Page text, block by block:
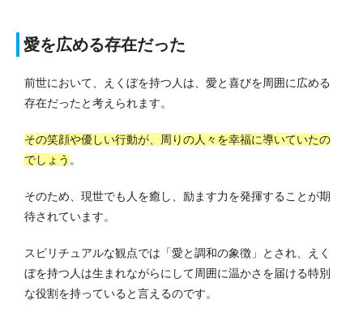
愛を広める存在だった
前世において、えくぼを持つ人は、愛と喜びを周囲に広める
存在だったと考えられます。
その笑顔や優しい行動が、周りの人々を幸福に導いていたの
でしょう 。
そのため、現世でも人を癒し、励ます力を発揮することが期
待されています。
スピリチュアルな観点では「愛と調和の象徴」とされ、えく
ぼを持つ人は生まれながらにして周囲に温かさを届ける特別
な役割を持っていると言えるのです。